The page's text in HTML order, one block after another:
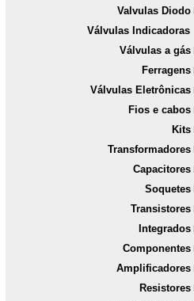
Valvulas Diodo
Válvulas Indicadoras
Válvulas a gás
Ferragens
Válvulas Eletrônicas
Fios e cabos
Kits
Transformadores
Capacitores
Soquetes
Transistores
Integrados
Componentes
Amplificadores
Resistores